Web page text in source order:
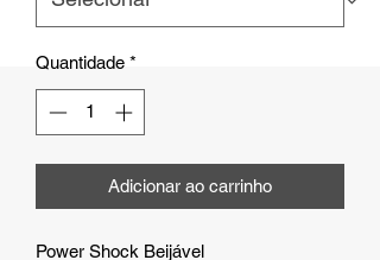
Quantidade *
Adicionar ao carrinho
Power Shock Beijável